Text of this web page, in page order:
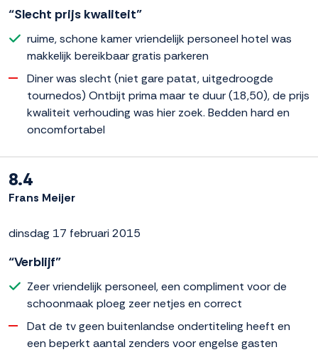
“Slecht prijs kwaliteit”
ruime, schone kamer vriendelijk personeel hotel was
makkelijk bereikbaar gratis parkeren
Diner was slecht (niet gare patat, uitgedroogde
tournedos) Ontbijt prima maar te duur (18,50), de prijs
kwaliteit verhouding was hier zoek. Bedden hard en
oncomfortabel
8.4
Frans Meijer
dinsdag 17 februari 2015
“Verblijf”
Zeer vriendelijk personeel, een compliment voor de
schoonmaak ploeg zeer netjes en correct
Dat de tv geen buitenlandse ondertiteling heeft en
een beperkt aantal zenders voor engelse gasten